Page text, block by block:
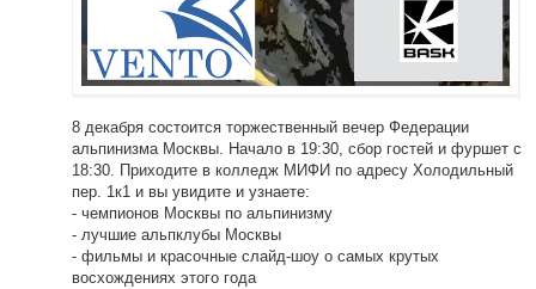
8 декабря состоится торжественный вечер Федерации
альпинизма Москвы. Начало в 19:30, сбор гостей и фуршет с
18:30. Приходите в колледж МИФИ по адресу Холодильный
пер. 1к1 и вы увидите и узнаете:
- чемпионов Москвы по альпинизму
- лучшие альпклубы Москвы
- фильмы и красочные слайд-шоу о самых крутых
восхождениях этого года